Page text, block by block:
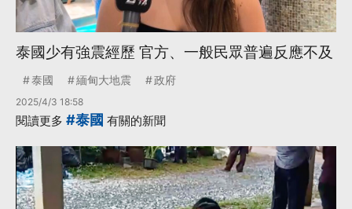
泰國少有強震經歷 官方、一般民眾普遍反應不及
泰國 緬甸大地震 政府
2025/4/3 18:58
閱讀更多 #泰國 有關的新聞